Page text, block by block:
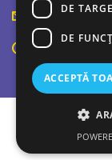
Luni - Vineri:
DE
DE
ACCEPTĂ